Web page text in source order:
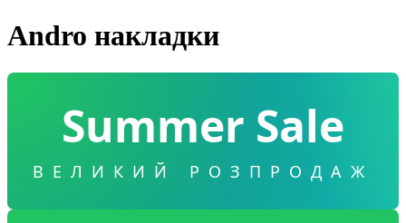
Andro накладки
Summer Sale
ВЕЛИКИЙ РОЗПРОДАЖ